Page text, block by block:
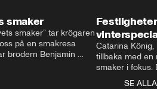
smaker
smaker” tar krögaren
på en smakresa
brodern Benjamin
Catarina
tillbaka med en
smaker i fokus.
julfavoriter
SE ALLA